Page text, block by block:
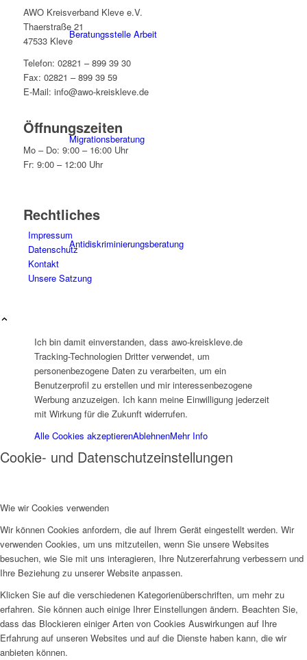
Beratungsstelle Arbeit
Migrationsberatung
Antidiskriminierungsberatung
Integration
IZIF-Emmerich
Integrationsagentur
AWO Kreisverband Kleve e.V.
Thaerstraße 21
47533 Kleve
Telefon: 02821 – 899 39 30
Fax: 02821 – 899 39 59
E-Mail: info@awo-kreiskleve.de
Öffnungszeiten
Mo – Do: 9:00 – 16:00 Uhr
Fr: 9:00 – 12:00 Uhr
Rechtliches
Impressum
Datenschutz
Kontakt
Unsere Satzung
Ich bin damit einverstanden, dass awo-kreiskleve.de
Tracking-Technologien Dritter verwendet, um
personenbezogene Daten zu verarbeiten, um ein
Benutzerprofil zu erstellen und mir interessenbezogene
Werbung anzuzeigen. Ich kann meine Einwilligung jederzeit
mit Wirkung für die Zukunft widerrufen.
Alle Cookies akzeptierenAblehnenMehr Info
Cookie- und Datenschutzeinstellungen
Wie wir Cookies verwenden
Wir können Cookies anfordern, die auf Ihrem Gerät eingestellt werden. Wir
verwenden Cookies, um uns mitzuteilen, wenn Sie unsere Websites
besuchen, wie Sie mit uns interagieren, Ihre Nutzererfahrung verbessern und
Ihre Beziehung zu unserer Website anpassen.
Klicken Sie auf die verschiedenen Kategorienüberschriften, um mehr zu
erfahren. Sie können auch einige Ihrer Einstellungen ändern. Beachten Sie,
dass das Blockieren einiger Arten von Cookies Auswirkungen auf Ihre
Erfahrung auf unseren Websites und auf die Dienste haben kann, die wir
anbieten können.